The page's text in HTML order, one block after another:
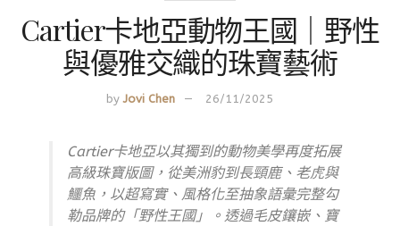
Cartier卡地亞動物王國｜野性
與優雅交織的珠寶藝術
by Jovi Chen 26/11/2025
Cartier卡地亞以其獨到的動物美學再度拓展
高級珠寶版圖，從美洲豹到長頸鹿、老虎與
鱷魚，以超寫實、風格化至抽象語彙完整勾
勒品牌的「野性王國」。透過毛皮鑲嵌、寶